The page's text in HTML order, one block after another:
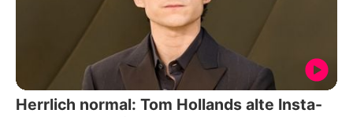
Herrlich normal: Tom Hollands alte Insta-